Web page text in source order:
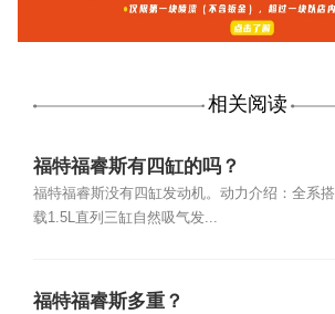
相关阅读
福特福睿斯有四缸的吗？
福特福睿斯没有四缸发动机。动力介绍：全系搭
载1.5L直列三缸自然吸气发...
福特福睿斯多重？